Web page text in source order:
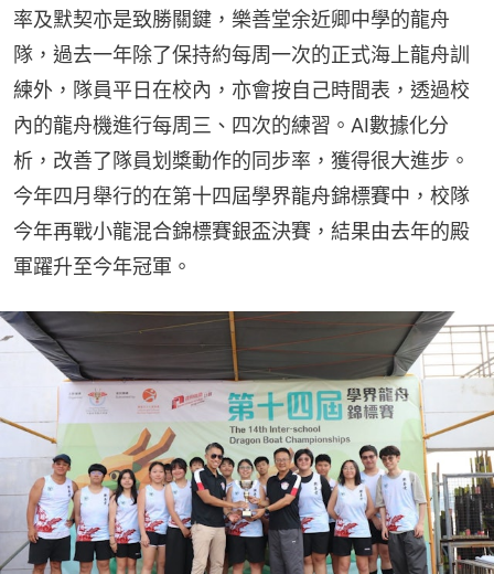
率及默契亦是致勝關鍵，樂善堂余近卿中學的龍舟
隊，過去一年除了保持約每周一次的正式海上龍舟訓
練外，隊員平日在校內，亦會按自己時間表，透過校
內的龍舟機進行每周三、四次的練習。AI數據化分
析，改善了隊員划槳動作的同步率，獲得很大進步。
今年四月舉行的在第十四屆學界龍舟錦標賽中，校隊
今年再戰小龍混合錦標賽銀盃決賽，結果由去年的殿
軍躍升至今年冠軍。